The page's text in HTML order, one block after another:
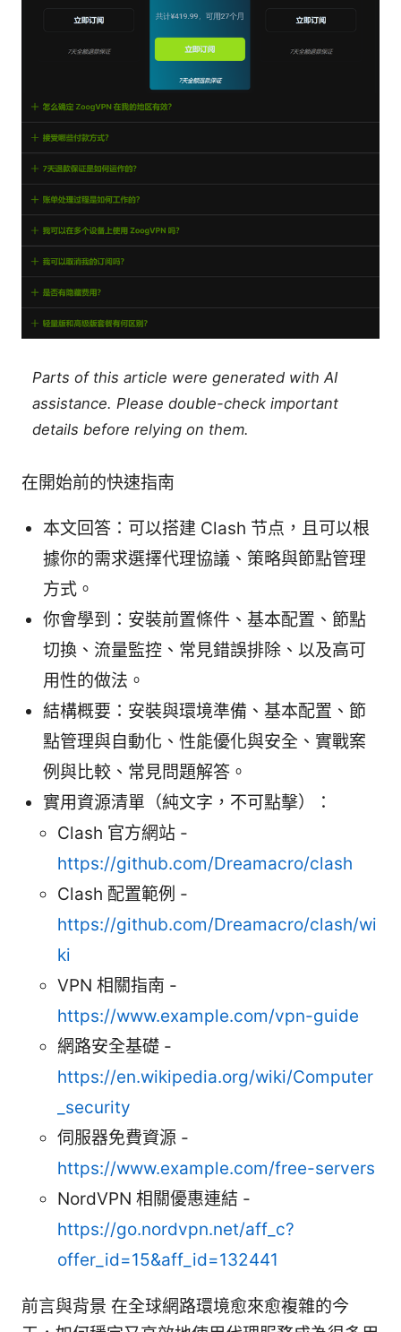
Parts of this article were generated with AI
assistance. Please double-check important
details before relying on them.
在開始前的快速指南
本文回答：可以搭建 Clash 节点，且可以根
據你的需求選擇代理協議、策略與節點管理
方式。
你會學到：安裝前置條件、基本配置、節點
切換、流量監控、常見錯誤排除、以及高可
用性的做法。
結構概要：安裝與環境準備、基本配置、節
點管理與自動化、性能優化與安全、實戰案
例與比較、常見問題解答。
實用資源清單（純文字，不可點擊）：
Clash 官方網站 -
https://github.com/Dreamacro/clash
Clash 配置範例 -
https://github.com/Dreamacro/clash/wi
ki
VPN 相關指南 -
https://www.example.com/vpn-guide
網路安全基礎 -
https://en.wikipedia.org/wiki/Computer
_security
伺服器免費資源 -
https://www.example.com/free-servers
NordVPN 相關優惠連結 -
https://go.nordvpn.net/aff_c?
offer_id=15&aff_id=132441
前言與背景 在全球網路環境愈來愈複雜的今